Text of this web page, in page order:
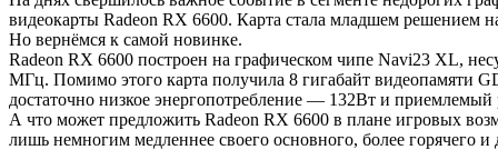
видеокарты Radeon RX 6600. Карта стала младшем решением
Но вернёмся к самой новинке.
Radeon RX 6600 построен на графическом чипе Navi23 XL,
МГц. Помимо этого карта получила 8 гигабайт видеопамяти
достаточно низкое энергопотребление — 132Вт и
А что может предложить Radeon RX 6600 в плане игровых
лишь немногим медленнее своего основного, более горячего